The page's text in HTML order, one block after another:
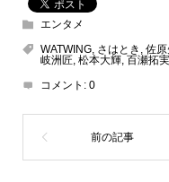
エンタメ
WATWING, さはとき 佐
岐洲匠, 松本大輝, 百瀬拓実
コメント: 0